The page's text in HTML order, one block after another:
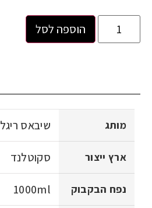
הוספה לסל
מותג שיבאס ריגל
ארץ ייצור סקוטלנד
נפח הבקבוק 1000ml